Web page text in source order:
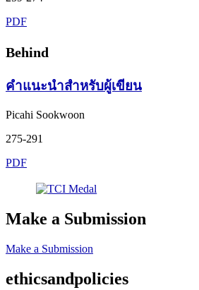
PDF
Behind
คำแนะนำสำหรับผู้เขียน
Picahi Sookwoon
275-291
PDF
Make a Submission
Make a Submission
ethicsandpolicies